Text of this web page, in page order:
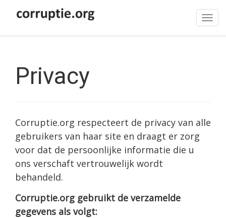
Privacy
Corruptie.org respecteert de privacy van alle
gebruikers van haar site en draagt er zorg
voor dat de persoonlijke informatie die u
ons verschaft vertrouwelijk wordt
behandeld.
Corruptie.org gebruikt de verzamelde
gegevens als volgt: